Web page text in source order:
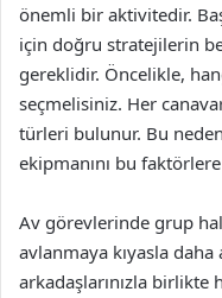
önemli bir aktivitedir.
için doğru stratejilerin
gereklidir. Öncelikle,
seçmelisiniz. Her
türleri bulunur. Bu
ekipmanını bu
Av görevlerinde grup
avlanmaya kıyasla
arkadaşlarınızla birlikte